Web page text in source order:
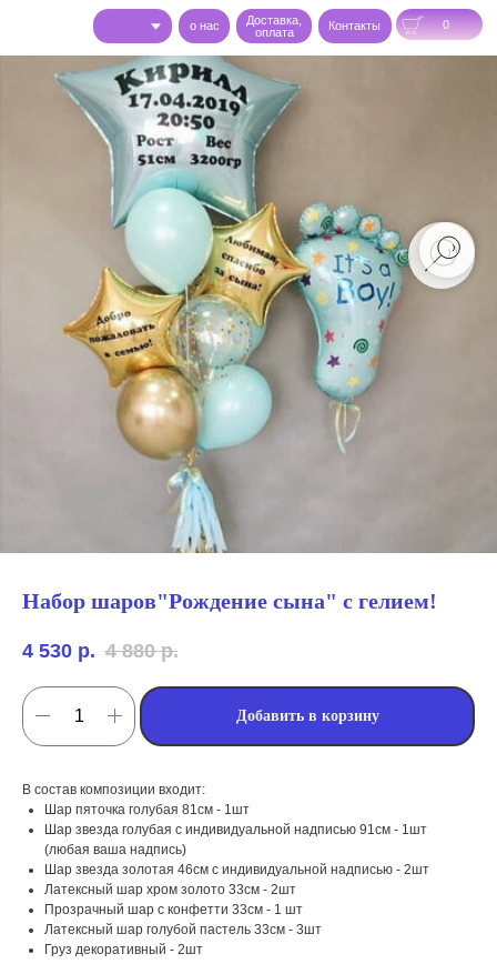
0
Доставка,
оплата
Контакты
Набор шаров"Рождение сына" с гелием!
4 530 р. 4 880 р.
Добавить в корзину
В состав композиции входит:
Шар пяточка голубая 81см - 1шт
Шар звезда голубая с индивидуальной надписью 91см - 1шт
(любая ваша надпись)
Шар звезда золотая 46см с индивидуальной надписью - 2шт
Латексный шар хром золото 33см - 2шт
Прозрачный шар с конфетти 33см - 1 шт
Латексный шар голубой пастель 33см - 3шт
Груз декоративный - 2шт
мероприятий (от детских до
мы занимаемся
оформлением: